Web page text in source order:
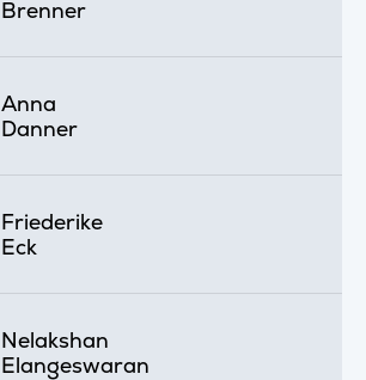
Brenner
Anna
Danner
Friederike
Eck
Nelakshan
Elangeswaran